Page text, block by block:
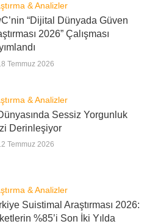
& Analizler
“Dijital Dünyada Güven
2026” Çalışması
Temmuz 2026
& Analizler
Sessiz Yorgunluk
Derinleşiyor
Temmuz 2026
& Analizler
Suistimal Araştırması 2026:
%85’i Son İki Yılda